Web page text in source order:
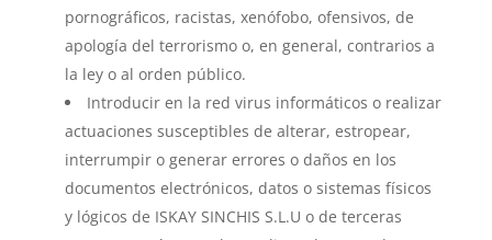
pornográficos, racistas, xenófobo, ofensivos, de
apología del terrorismo o, en general, contrarios a
la ley o al orden público.
Introducir en la red virus informáticos o realizar
actuaciones susceptibles de alterar, estropear,
interrumpir o generar errores o daños en los
documentos electrónicos, datos o sistemas físicos
y lógicos de ISKAY SINCHIS S.L.U o de terceras